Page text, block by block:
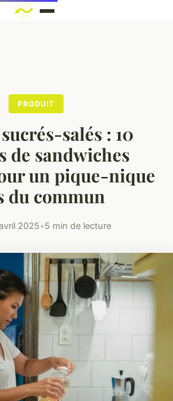
PRODUIT
salés : 10
de sandwiches
un pique-nique
du commun
2025•5 min de lecture